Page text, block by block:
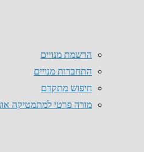
הרשמת מנויים
התחברות מנויים
חיפוש מתקדם
מורה פרטי למתמטיקה